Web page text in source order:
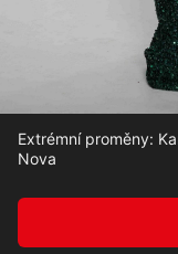
Extrémní proměny:
Nova